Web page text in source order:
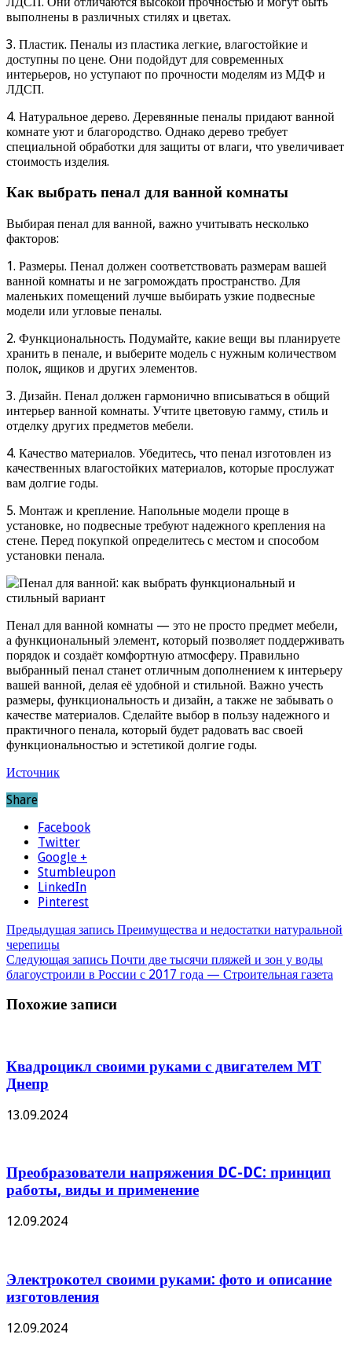
выполнены в различных стилях и цветах.
3. Пластик. Пеналы из пластика легкие, влагостойкие и
доступны по цене. Они подойдут для современных
интерьеров, но уступают по прочности моделям из МДФ и
ЛДСП.
4. Натуральное дерево. Деревянные пеналы придают ванной
комнате уют и благородство. Однако дерево требует
специальной обработки для защиты от влаги, что увеличивает
стоимость изделия.
Как выбрать пенал для ванной комнаты
Выбирая пенал для ванной, важно учитывать несколько
факторов:
1. Размеры. Пенал должен соответствовать размерам вашей
ванной комнаты и не загромождать пространство. Для
маленьких помещений лучше выбирать узкие подвесные
модели или угловые пеналы.
2. Функциональность. Подумайте, какие вещи вы планируете
хранить в пенале, и выберите модель с нужным количеством
полок, ящиков и других элементов.
3. Дизайн. Пенал должен гармонично вписываться в общий
интерьер ванной комнаты. Учтите цветовую гамму, стиль и
отделку других предметов мебели.
4. Качество материалов. Убедитесь, что пенал изготовлен из
качественных влагостойких материалов, которые прослужат
вам долгие годы.
5. Монтаж и крепление. Напольные модели проще в
установке, но подвесные требуют надежного крепления на
стене. Перед покупкой определитесь с местом и способом
установки пенала.
Пенал для ванной комнаты — это не просто предмет мебели,
а функциональный элемент, который позволяет поддерживать
порядок и создаёт комфортную атмосферу. Правильно
выбранный пенал станет отличным дополнением к интерьеру
вашей ванной, делая её удобной и стильной. Важно учесть
размеры, функциональность и дизайн, а также не забывать о
качестве материалов. Сделайте выбор в пользу надежного и
практичного пенала, который будет радовать вас своей
функциональностью и эстетикой долгие годы.
Источник
Share
Facebook
Twitter
Google +
Stumbleupon
LinkedIn
Pinterest
Предыдущая запись Преимущества и недостатки натуральной
черепицы
Следующая запись Почти две тысячи пляжей и зон у воды
благоустроили в России с 2017 года — Строительная газета
Похожие записи
Квадроцикл своими руками с двигателем МТ
Днепр
13.09.2024
Преобразователи напряжения DC-DC: принцип
работы, виды и применение
12.09.2024
Электрокотел своими руками: фото и описание
изготовления
12.09.2024